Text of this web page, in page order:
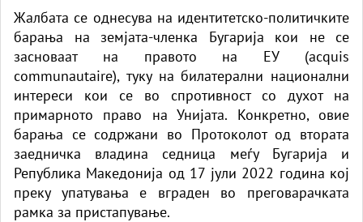
Жалбата се однесува на идентитетско-политичките
барања на земјата-членка Бугарија кои не се
засноваат на правото на ЕУ (acquis
communautaire), туку на билатерални национални
интереси
кои се
во спротивност со духот на
примарното право на Унијата. Конкретно, овие
барања се содржани во Протоколот од втората
заедничка владина седница меѓу Бугарија и
Република Македонија од 17 јули 2022 година кој
преку упатувања е вграден во преговарачката
рамка за пристапување.